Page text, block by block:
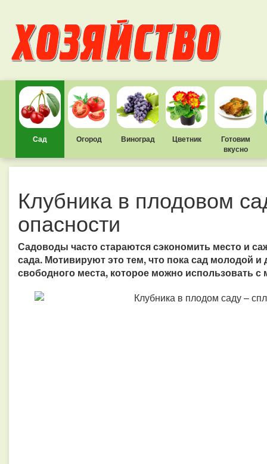
Сад Огород Виноград Цветник
Готовим
вкусно
Клубника в плодовом
опасности
Садоводы часто стараются сэкономить место и
сада. Мотивируют это тем, что пока сад молодой
свободного места, которое можно использовать